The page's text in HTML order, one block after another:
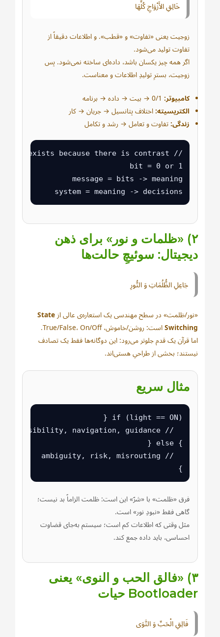
خَالِقِ الأَزْوَاجِ كُلِّهَا
زوجیت یعنی «تفاوت» و «قطب». و اطلاعات دقیقاً از
تفاوت تولید می‌شود.
اگر همه چیز یکسان باشد، داده‌ای ساخته نمی‌شود. پس
زوجیت، بسترِ تولیدِ اطلاعات و معناست.
کامپیوتر:
الکتریسیته: اختلاف پتانسیل → جریان → کار
زندگی: تفاوت و تعامل → رشد و تکامل
system = meaning -> decisions
۲) «ظلمات و نور» برای ذهن
دیجیتال: سوئیچِ حالت‌ها
جَاعِلِ الظُّلُمَاتِ وَ النُّورِ
«نور/ظلمت» در سطح مهندسی یک استعاره‌ی عالی ازState
Switching است: روشن/خاموش، True/False، On/Off.
اما قرآن یک قدم جلوتر می‌رود: این دوگانه‌ها فقط یک تصادف
نیستند؛ بخشی از طراحیِ هستی‌اند.
مثال سریع
}
فرق «ظلمت» با «شرّ» این است: ظلمت الزاماً بد نیست؛
گاهی فقط «نبودِ نور» است.
مثل وقتی که اطلاعات کم است؛ سیستم به‌جای قضاوت
احساسی، باید داده جمع کند.
۳) «فالق الحب و النوى» یعنی
Bootloader حیات
فَالِقِ الْحَبِّ وَ النَّوَى